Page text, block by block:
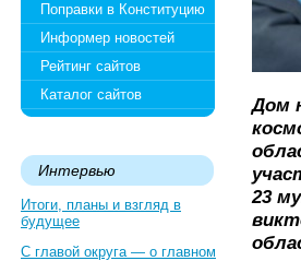
Поправки в Конституцию
Информер новостей
Рейтинг сайтов
Каталог сайтов
Интервью
Итоги, планы и взгляд в
будущее
С главой округа — о главном
Дом
23